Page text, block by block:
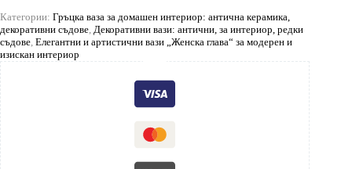
Категории: Гръцка ваза за домашен интериор: антична керамика,
декоративни съдове Декоративни вази: антични, за интериор, редки
съдове Елегантни и артистични вази „Женска глава“ за модерен и
изискан интериор